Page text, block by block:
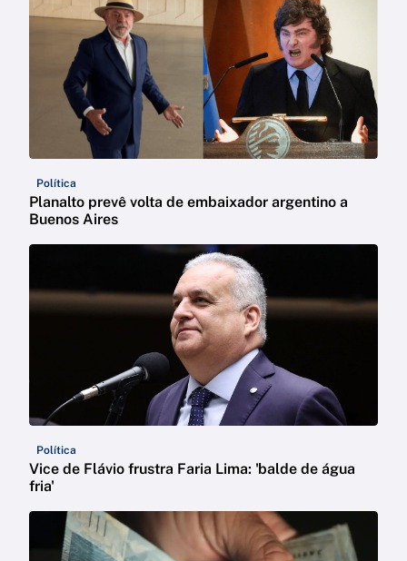
Política
Planalto prevê volta de embaixador argentino a
Buenos Aires
Política
Vice de Flávio frustra Faria Lima: 'balde de água
fria'